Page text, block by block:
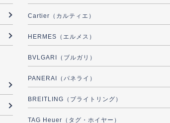
Cartier（カルティエ）
HERMES（エルメス）
BVLGARI（ブルガリ）
PANERAI（パネライ）
BREITLING（ブライトリング）
TAG Heuer（タグ・ホイヤー）